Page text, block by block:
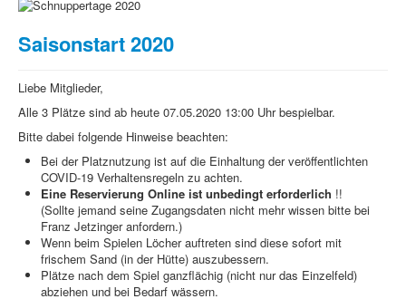
Saisonstart 2020
Liebe Mitglieder,
Alle 3 Plätze sind ab heute 07.05.2020 13:00 Uhr bespielbar.
Bitte dabei folgende Hinweise beachten:
Bei der Platznutzung ist auf die Einhaltung der veröffentlichten
COVID-19 Verhaltensregeln zu achten.
Eine Reservierung Online ist unbedingt erforderlich !!
(Sollte jemand seine Zugangsdaten nicht mehr wissen bitte bei
Franz Jetzinger anfordern.)
Wenn beim Spielen Löcher auftreten sind diese sofort mit
frischem Sand (in der Hütte) auszubessern.
Plätze nach dem Spiel ganzflächig (nicht nur das Einzelfeld)
abziehen und bei Bedarf wässern.